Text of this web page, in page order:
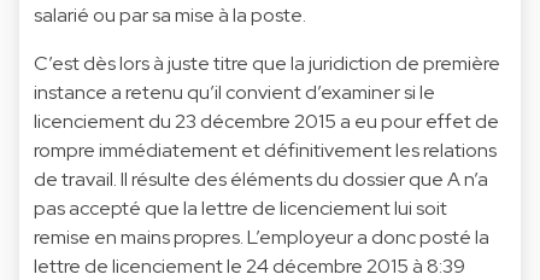
salarié ou par sa mise à la poste.
C’est dès lors à juste titre que la juridiction de première
instance a retenu qu’il convient d’examiner si le
licenciement du 23 décembre 2015 a eu pour effet de
rompre immédiatement et définitivement les relations
de travail. Il résulte des éléments du dossier que A n’a
pas accepté que la lettre de licenciement lui soit
remise en mains propres. L’employeur a donc posté la
lettre de licenciement le 24 décembre 2015 à 8:39